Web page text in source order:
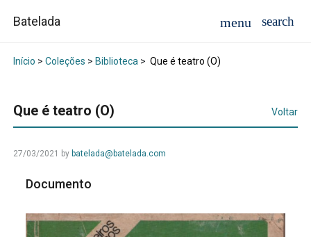
Batelada
Início > Coleções > Biblioteca> Que é teatro (O)
Que é teatro (O) Voltar
27/03/2021 by batelada@batelada.com
Documento